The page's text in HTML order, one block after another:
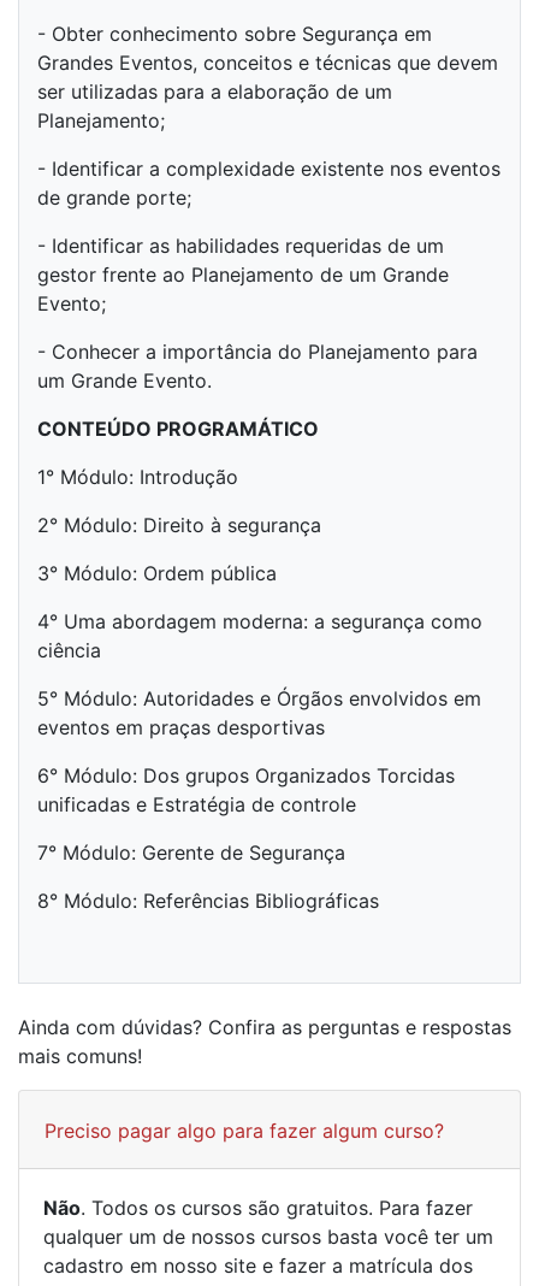
- Obter conhecimento sobre Segurança em
Grandes Eventos, conceitos e técnicas que devem
ser utilizadas para a elaboração de um
Planejamento;
- Identificar a complexidade existente nos eventos
de grande porte;
- Identificar as habilidades requeridas de um
gestor frente ao Planejamento de um Grande
Evento;
- Conhecer a importância do Planejamento para
um Grande Evento.
CONTEÚDO PROGRAMÁTICO
1° Módulo: Introdução
2° Módulo: Direito à segurança
3° Módulo: Ordem pública
4° Uma abordagem moderna: a segurança como
ciência
5° Módulo: Autoridades e Órgãos envolvidos em
eventos em praças desportivas
6° Módulo: Dos grupos Organizados Torcidas
unificadas e Estratégia de controle
7° Módulo: Gerente de Segurança
8° Módulo: Referências Bibliográficas
Ainda com dúvidas? Confira as perguntas e respostas
mais comuns!
Preciso pagar algo para fazer algum curso?
Não. Todos os cursos são gratuitos. Para fazer
qualquer um de nossos cursos basta você ter um
cadastro em nosso site e fazer a matrícula dos